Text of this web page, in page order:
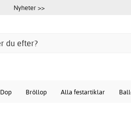
Nyheter >>
Dop Bröllop Alla festartiklar